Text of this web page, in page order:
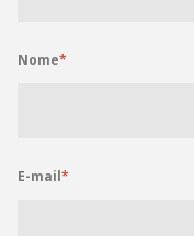
Nome*
E-mail*